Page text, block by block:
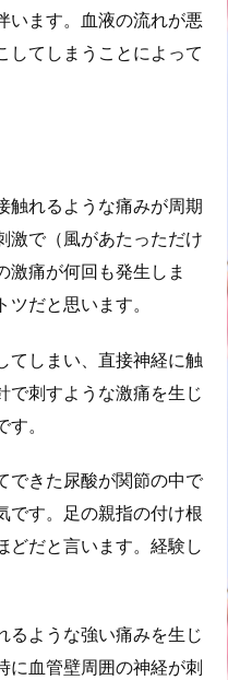
います。血液の流れが悪
してしまうことによって
触れるような痛みが周期
激で（風があたっただけ
激痛が何回も発生しま
だと思います。
てしまい、直接神経に触
で刺すような激痛を生じ
。
できた尿酸が関節の中で
です。足の親指の付け根
どだと言います。経験し
るような強い痛みを生じ
に血管壁周囲の神経が刺